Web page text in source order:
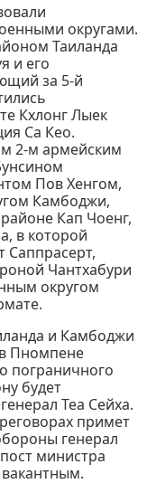
округами.
Таиланда
и его
за 5-й
Кхлонг Лыек
Са Кео.
2-м армейским
Пов Хенгом,
Камбоджи,
Кап Чоенг,
в которой
Саппрасерт,
Чантхабури
округом
и Камбоджи
Пномпене
пограничного
будет
Теа Сейха.
примет
генерал
министра